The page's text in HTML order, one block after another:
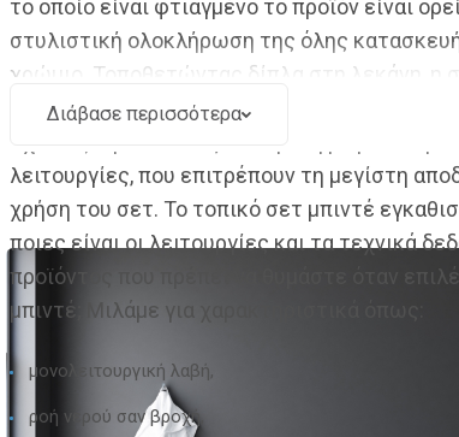
το οποίο είναι φτιαγμένο το προϊόν είναι
στυλιστική ολοκλήρωση της όλης
χρώμιο. Τοποθετώντας δίπλα στη λεκάνη, η
δυνατότητα για γρήγορο και άνετο πλύσιμο.
λειτουργίες, που επιτρέπουν τη μεγίστη
χρήση του σετ. Το τοπικό σετ μπιντέ
ποιες είναι οι λειτουργίες και τα τεχνικά
προϊόντος που πρέπει να θυμάστε όταν
μπιντέ; Μιλάμε για χαρακτηριστικά όπως:
μονολειτουργική λαβή,
ροή νερού σαν βροχή,
Διάβασε περισσότερα